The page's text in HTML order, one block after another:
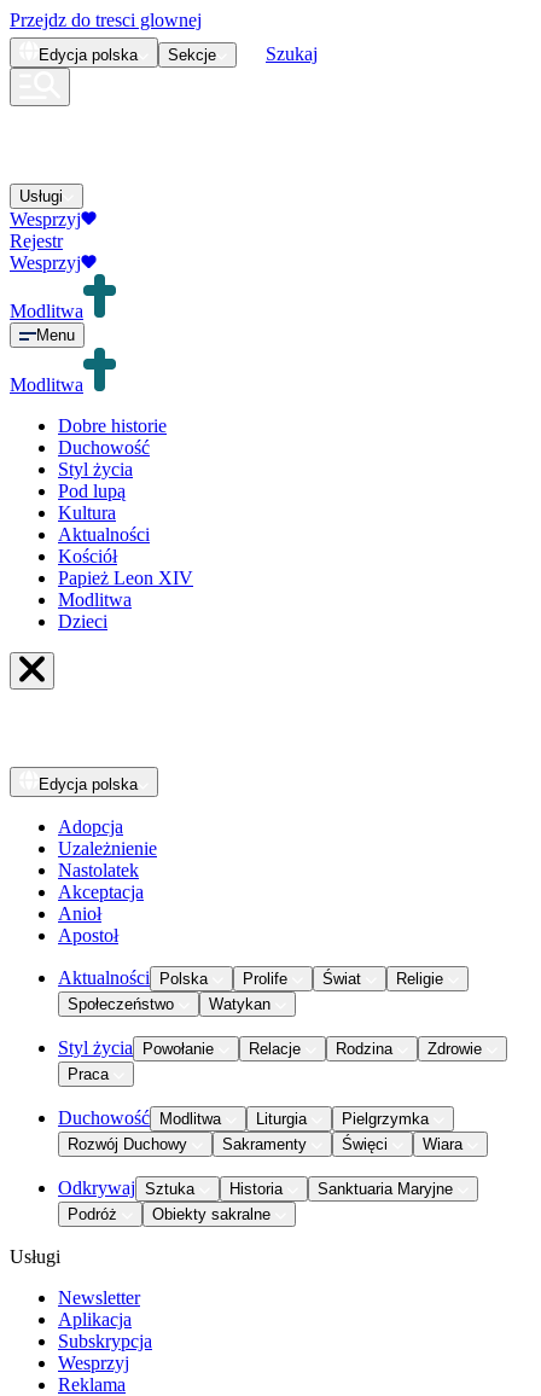
Przejdz do tresci glownej
Edycja polska Sekcje Szukaj
Usługi
Wesprzyj
Rejestr
Wesprzyj
Modlitwa
Menu
Modlitwa
Dobre historie
Duchowość
Styl życia
Pod lupą
Kultura
Aktualności
Kościół
Papież Leon XIV
Modlitwa
Dzieci
Edycja polska
Adopcja
Uzależnienie
Nastolatek
Akceptacja
Anioł
Apostoł
Aktualności Polska Prolife Świat
Religie
Społeczeństwo
Watykan
Styl życia Powołanie Relacje Rodzina
Zdrowie
Praca
Duchowość Modlitwa Liturgia
Pielgrzymka
Rozwój Duchowy
Sakramenty Święci Wiara
Odkrywaj Sztuka Historia
Sanktuaria Maryjne
Podróż
Obiekty sakralne
Usługi
Newsletter
Aplikacja
Subskrypcja
Wesprzyj
Reklama